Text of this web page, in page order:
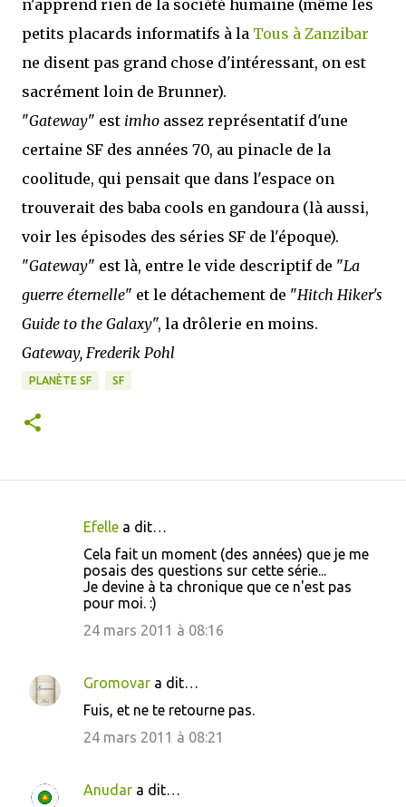
n'apprend rien de la société humaine (même les
petits placards informatifs à la Tous à Zanzibar
ne disent pas grand chose d'intéressant, on est
sacrément loin de Brunner).
"Gateway" est imho assez représentatif d'une
certaine SF des années 70, au pinacle de la
coolitude, qui pensait que dans l'espace on
trouverait des baba cools en gandoura (là aussi,
voir les épisodes des séries SF de l'époque).
"Gateway" est là, entre le vide descriptif de "La
guerre éternelle" et le détachement de "Hitch Hiker's
Guide to the Galaxy", la drôlerie en moins.
Gateway, Frederik Pohl
PLANÈTE SF SF
t
e
Efelle a dit…
Cela fait un moment (des années) que je me
posais des questions sur cette série...
Je devine à ta chronique que ce n'est pas
pour moi. :)
24 mars 2011 à 08:16
Gromovar a dit…
Fuis, et ne te retourne pas.
24 mars 2011 à 08:21
Anudar a dit…